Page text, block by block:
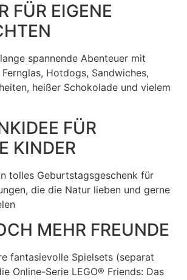
FÜR EIGENE
spannende Abenteuer mit
Hotdogs, Sandwiches,
heißer Schokolade und vielem
FÜR
KINDER
tolles Geburtstagsgeschenk für
die die Natur lieben und gerne
MEHR FREUNDE
fantasievolle Spielsets (separat
Online-Serie LEGO® Friends: Das